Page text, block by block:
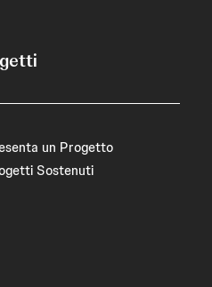
un Progetto
Sostenuti